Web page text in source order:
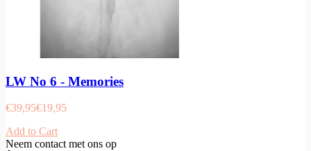
LW No 6 - Memories
€39,95€19,95
Add to Cart
Neem contact met ons op